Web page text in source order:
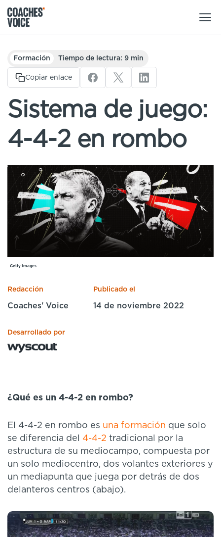
Nuestros productos
Centro de aprendizaje (para particulares)
Centro de aprendizaje (para clubes)
Sport Session Planner
Cursos especializados
Entrenadores
Clubes
Regístrate
Centro de aprendizaje
Sport Session Planner
Cursos especializados
Contáctanos
LANGUAGE
English Español
Formación Tiempo de lectura: 9 min
Copiar enlace
Sistema de juego:
4-4-2 en rombo
Getty Images
Redacción
Coaches' Voice
Publicado el
14 de noviembre 2022
Desarrollado por
¿Qué es un 4-4-2 en rombo?
El 4-4-2 en rombo es una formación que solo
se diferencia del 4-4-2 tradicional por la
estructura de su mediocampo, compuesta por
un solo mediocentro, dos volantes exteriores y
un mediapunta que juega por detrás de dos
delanteros centros (abajo).